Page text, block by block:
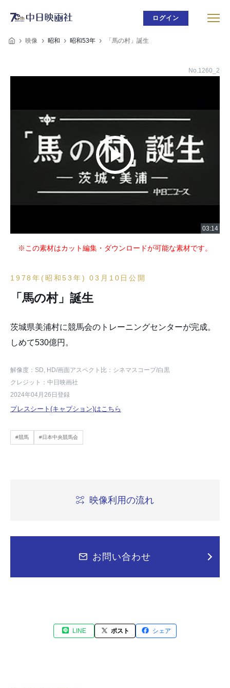
ログイン
映像 昭和 昭和53年 「馬の村」誕生
No.1260_2
※この素材はカット編集・ダウンロードが可能な素材です。
1978年(昭和53年) 03月10日公開
「馬の村」誕生
茨城県美浦村に競馬会のトレーニングセンターが完成。
しめて530億円。
解像度：SD, HD/画面アスペクト比：シネマスコープ/白黒
クレジット：中日映画社
2024年04月26日登録
プレスシート(キャプション)はこちら
#競馬 #日本中央競馬会
映像利用の流れ
お問い合わせ
LINE ポスト シェア